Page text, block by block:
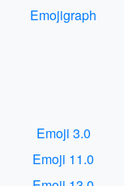
Emojigraph
Emoji 3.0
Emoji 11.0